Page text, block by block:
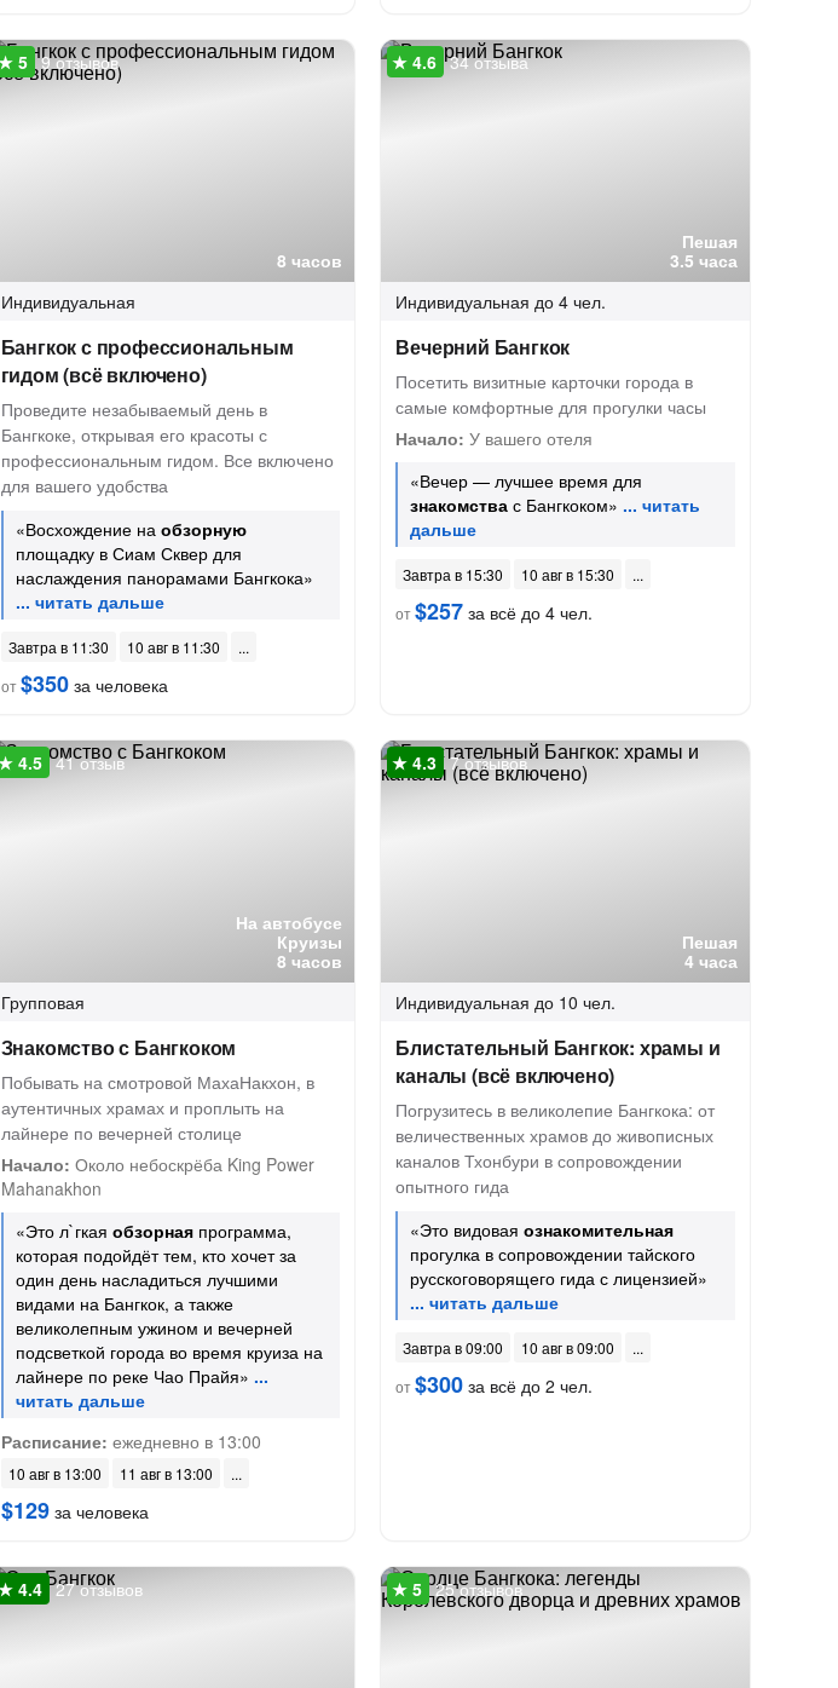
8 часов
9 отзывов
Индивидуальная
Бангкок с профессиональным
гидом (всё включено)
Проведите незабываемый день в
Бангкоке, открывая его красоты с
профессиональным гидом. Все включено
для вашего удобства
«Восхождение на обзорную
площадку в Сиам Сквер для
наслаждения панорамами Бангкока»
Завтра в 11:30
10 авг в 11:30
от$350за человека
Пешая
3.5 часа
34 отзыва
Индивидуальная до 4 чел.
Вечерний Бангкок
Посетить визитные карточки города в
самые комфортные для прогулки часы
Начало: У вашего отеля
«Вечер — лучшее время для
знакомства с Бангкоком»
Завтра в 15:30
10 авг в 15:30
от$257 за всё до 4 чел.
На автобусе
Круизы
8 часов
41 отзыв
Групповая
Знакомство с Бангкоком
Побывать на смотровой МахаНакхон, в
аутентичных храмах и проплыть на
лайнере по вечерней столице
Начало: Около небоскрёба King Power
Mahanakhon
«Это л`гкая обзорнаяпрограмма,
которая подойдёт тем, кто хочет за
один день насладиться лучшими
видами на Бангкок, а также
великолепным ужином и вечерней
подсветкой города во время круиза на
лайнере по реке Чао Прайя»
Расписание: ежедневно в 13:00
10 авг в 13:00 11 авг в 13:00
$129за человека
Пешая
4 часа
7 отзывов
Индивидуальная до 10 чел.
Блистательный Бангкок: храмы и
каналы (всё включено)
Погрузитесь в великолепие Бангкока: от
величественных храмов до живописных
каналов Тхонбури в сопровождении
опытного гида
«Это видоваяознакомительная
прогулка в сопровождении тайского
русскоговорящего гида с лицензией»
Завтра в 09:00
10 авг в 09:00
от$300 за всё до 2 чел.
27 отзывов 25 отзывов